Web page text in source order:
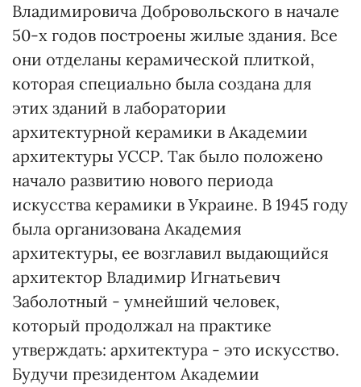
Владимировича Добровольского в начале
50-х годов построены жилые здания. Все
они отделаны керамической плиткой,
которая специально была создана для
этих зданий в лаборатории
архитектурной керамики в Академии
архитектуры УССР. Так было положено
начало развитию нового периода
искусства керамики в Украине. В 1945 году
была организована Академия
архитектуры, ее возглавил выдающийся
архитектор Владимир Игнатьевич
Заболотный - умнейший человек,
который продолжал на практике
утверждать: архитектура - это искусство.
Будучи президентом Академии